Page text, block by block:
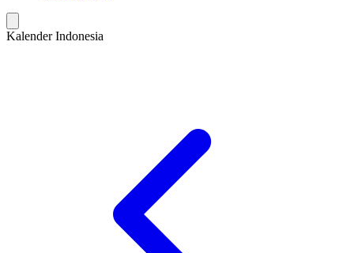
Kalender Indonesia